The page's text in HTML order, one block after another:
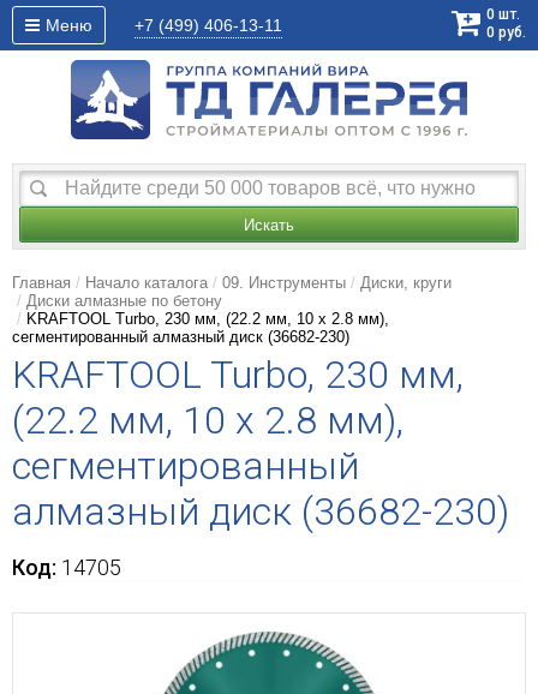
Меню +7 (499) 406-13-11
0 шт.
0 руб.
Искать
Главная Начало каталога 09. Инструменты
Диски, круги
Диски алмазные по бетону
KRAFTOOL Turbo, 230 мм, (22.2 мм, 10 х 2.8 мм),
сегментированный алмазный диск (36682-230)
KRAFTOOL Turbo, 230 мм,
(22.2 мм, 10 х 2.8 мм),
сегментированный
алмазный диск (36682-230)
Код: 14705